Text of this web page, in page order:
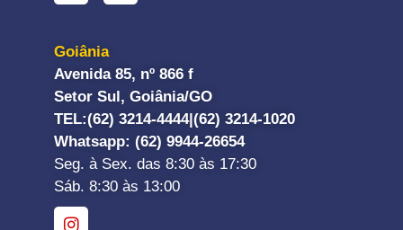
Goiânia
Avenida 85, nº 866 f
Setor Sul, Goiânia/GO
TEL:(62) 3214-4444| (62) 3214-1020
Whatsapp: (62) 9944-26654
Seg. à Sex. das 8:30 às 17:30
Sáb. 8:30 às 13:00